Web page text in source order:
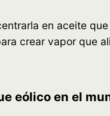
en aceite
crear vapor que
eólico en el